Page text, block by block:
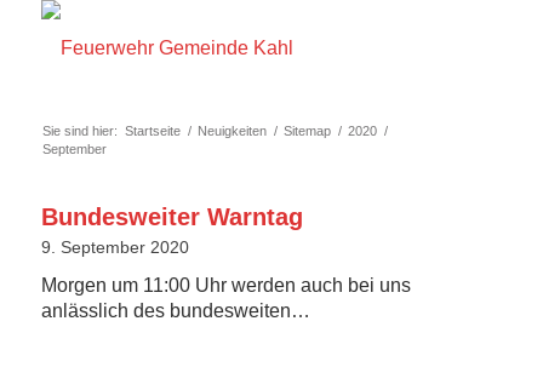
Sie sind hier: Startseite / Neuigkeiten / Sitemap / 2020 /
September
Bundesweiter Warntag
9. September 2020
Morgen um 11:00 Uhr werden auch bei uns
anlässlich des bundesweiten…